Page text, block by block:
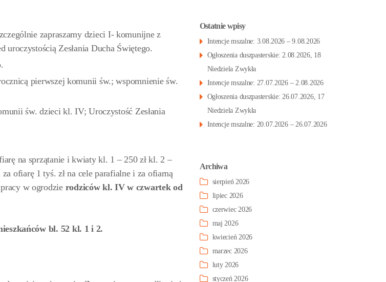
zapraszamy dzieci I- komunijne z
Zesłania Ducha Świętego.
pierwszej komunii św.; wspomnienie św.
św. dzieci kl. IV; Uroczystość Zesłania
na sprzątanie i kwiaty kl. 1 – 250 zł kl. 2 –
ofiarę 1 tyś. zł na cele parafialne i za ofiarną
w ogrodzie rodziców kl. IV w czwartek od
bl. 52 kl. 1 i 2.
Ostatnie wpisy
Intencje mszalne: 3.08.2026 – 9.08.2026
Ogłoszenia duszpasterskie: 2.08.2026, 18
Niedziela Zwykła
Intencje mszalne: 27.07.2026 – 2.08.2026
Ogłoszenia duszpasterskie: 26.07.2026, 17
Niedziela Zwykła
Intencje mszalne: 20.07.2026 – 26.07.2026
Archiwa
sierpień 2026
lipiec 2026
czerwiec 2026
maj 2026
kwiecień 2026
marzec 2026
luty 2026
styczeń 2026